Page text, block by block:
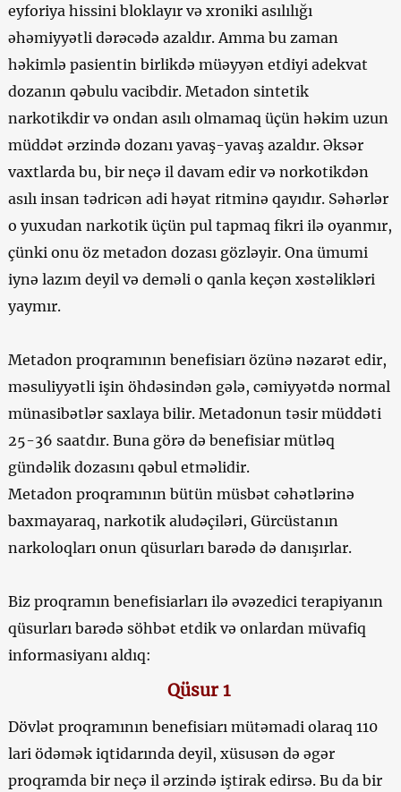
eyforiya hissini bloklayır və xroniki asılılığı
əhəmiyyətli dərəcədə azaldır. Amma bu zaman
həkimlə pasientin birlikdə müəyyən etdiyi adekvat
dozanın qəbulu vacibdir. Metadon sintetik
narkotikdir və ondan asılı olmamaq üçün həkim uzun
müddət ərzində dozanı yavaş-yavaş azaldır. Əksər
vaxtlarda bu, bir neçə il davam edir və norkotikdən
asılı insan tədricən adi həyat ritminə qayıdır. Səhərlər
o yuxudan narkotik üçün pul tapmaq fikri ilə oyanmır,
çünki onu öz metadon dozası gözləyir. Ona ümumi
iynə lazım deyil və deməli o qanla keçən xəstəlikləri
yaymır.
Metadon proqramının benefisiarı özünə nəzarət edir,
məsuliyyətli işin öhdəsindən gələ, cəmiyyətdə normal
münasibətlər saxlaya bilir. Metadonun təsir müddəti
25-36 saatdır. Buna görə də benefisiar mütləq
gündəlik dozasını qəbul etməlidir.
Metadon proqramının bütün müsbət cəhətlərinə
baxmayaraq, narkotik aludəçiləri, Gürcüstanın
narkoloqları onun qüsurları barədə də danışırlar.
Biz proqramın benefisiarları ilə əvəzedici terapiyanın
qüsurları barədə söhbət etdik və onlardan müvafiq
informasiyanı aldıq:
Qüsur 1
Dövlət proqramının benefisiarı mütəmadi olaraq 110
lari ödəmək iqtidarında deyil, xüsusən də əgər
proqramda bir neçə il ərzində iştirak edirsə. Bu da bir